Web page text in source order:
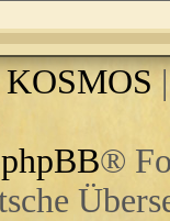
KOSMOS
phpBB®